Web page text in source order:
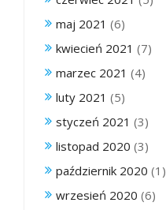
maj 2021 (6)
kwiecień 2021 (7)
marzec 2021 (4)
luty 2021 (5)
styczeń 2021 (3)
listopad 2020 (3)
październik 2020 (1)
wrzesień 2020 (6)